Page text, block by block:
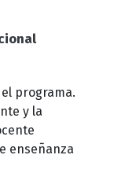
programa.
y la
enseñanza